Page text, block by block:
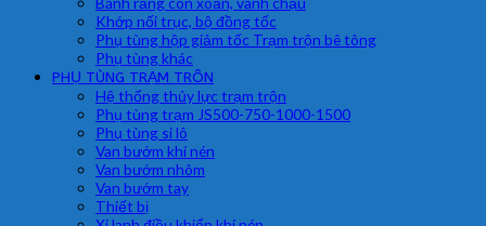
Khớp nối trục, bộ đồng tốc
Phụ tùng hộp giảm tốc Trạm trộn bê tông
Phụ tùng khác
PHỤ TÙNG TRẠM TRÔN
Hệ thống thủy lực trạm trộn
Phụ tùng trạm JS500-750-1000-1500
Phụ tùng si lô
Van bướm khí nén
Van bướm nhôm
Van bướm tay
Thiết bị